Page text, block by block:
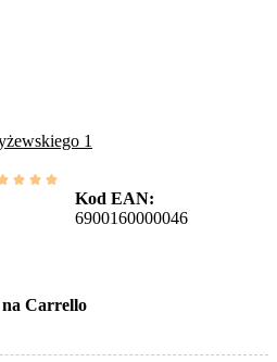
1
Kod EAN:
6900160000046
Carrello